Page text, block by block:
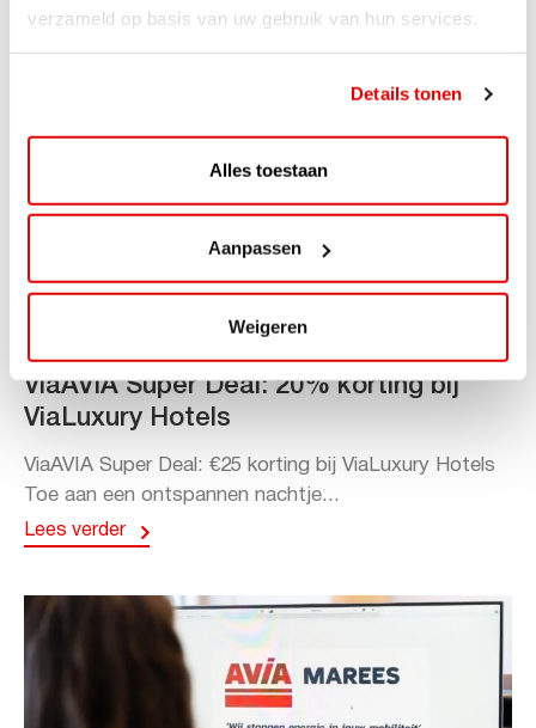
verzameld op basis van uw gebruik van hun services.
Details tonen
Alles toestaan
Aanpassen
Weigeren
ViaAVIA Super Deal: 20% korting bij
ViaLuxury Hotels
ViaAVIA Super Deal: €25 korting bij ViaLuxury Hotels
Toe aan een ontspannen nachtje...
Lees verder